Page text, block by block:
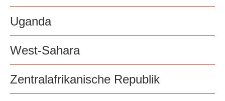
Uganda
West-Sahara
Zentralafrikanische Republik